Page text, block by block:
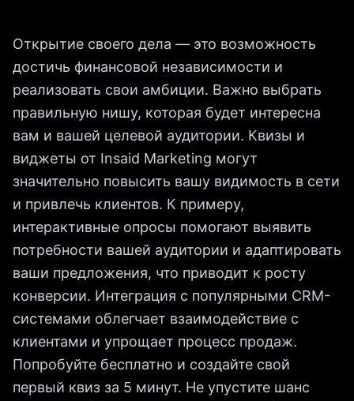
Открытие своего дела — это возможность
достичь финансовой независимости и
реализовать свои амбиции. Важно выбрать
правильную нишу, которая будет интересна
вам и вашей целевой аудитории. Квизы и
виджеты от Insaid Marketing могут
значительно повысить вашу видимость в сети
и привлечь клиентов. К примеру,
интерактивные опросы помогают выявить
потребности вашей аудитории и адаптировать
ваши предложения, что приводит к росту
конверсии. Интеграция с популярными CRM-
системами облегчает взаимодействие с
клиентами и упрощает процесс продаж.
Попробуйте бесплатно и создайте свой
первый квиз за 5 минут. Не упустите шанс